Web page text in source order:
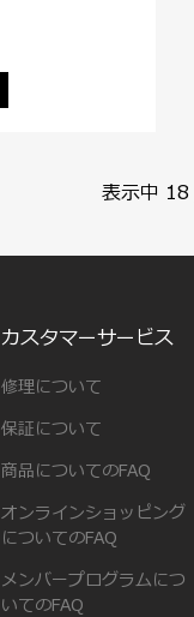
表示中 18
カスタマーサービス
修理について
保証について
商品についてのFAQ
オンラインショッピング
についてのFAQ
メンバープログラムにつ
いてのFAQ